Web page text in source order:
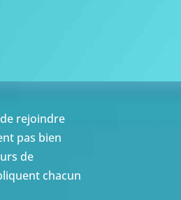
rejoindre
pas bien
de
chacun